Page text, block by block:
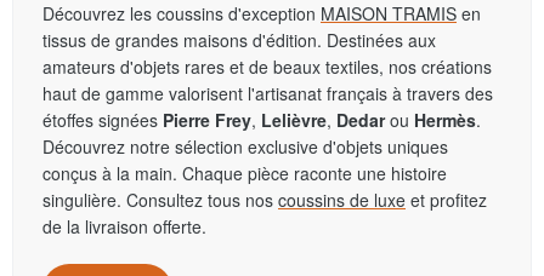
Découvrez les coussins d'exception MAISON TRAMIS en
tissus de grandes maisons d'édition. Destinées aux
amateurs d'objets rares et de beaux textiles, nos créations
haut de gamme valorisent l'artisanat français à travers des
étoffes signées Pierre Frey, Lelièvre, Dedarou Hermès.
Découvrez notre sélection exclusive d'objets uniques
conçus à la main. Chaque pièce raconte une histoire
singulière. Consultez tous nos coussins de luxe et profitez
de la livraison offerte.